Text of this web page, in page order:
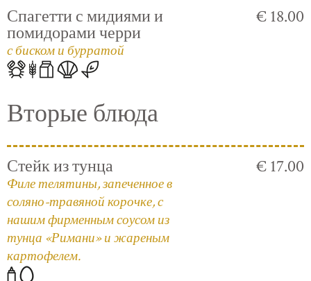
Спагетти с мидиями и
помидорами черри
с биском и бурратой
€ 18.00
Вторые блюда
Стейк из тунца
Филе телятины, запеченное в
соляно-травяной корочке, с
нашим фирменным соусом из
тунца «Римани» и жареным
картофелем.
€ 17.00